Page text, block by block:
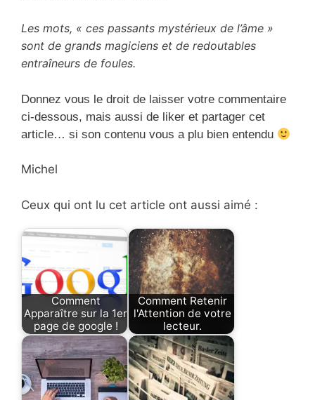
Les mots, « ces passants mystérieux de l’âme »
sont de grands magiciens et de redoutables
entraîneurs de foules.
Donnez vous le droit de laisser votre commentaire
ci-dessous, mais aussi de liker et partager cet
article… si son contenu vous a plu bien entendu
Michel
Ceux qui ont lu cet article ont aussi aimé :
Comment
Apparaître sur la 1er
page de google !
Comment Retenir
l'Attention de votre
lecteur.